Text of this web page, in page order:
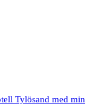
Tylösand med min